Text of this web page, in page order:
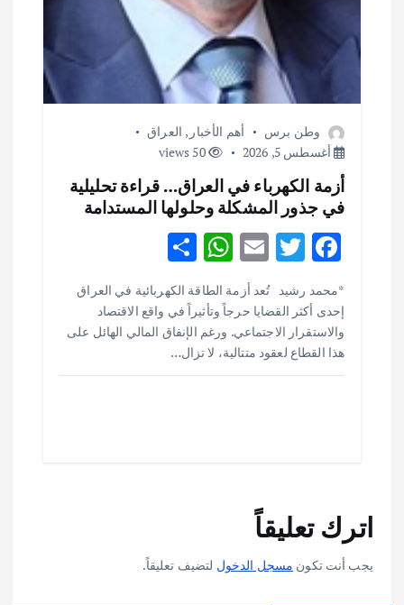
وطن برس أهم الأخبار , العراق
أغسطس 5, 2026
50 views
أزمة الكهرباء في العراق… قراءة تحليلية
في جذور المشكلة وحلولها المستدامة
F
e
b
o
T
w
it
te
r
E
m
ai
l
W
h
at
s
A
S
h
ar
e
*محمد رشيد تُعد أزمة الطاقة الكهربائية في العراق
إحدى أكثر القضايا حرجاً وتأثيراً في واقع الاقتصاد
والاستقرار الاجتماعي. ورغم الإنفاق المالي الهائل على
هذا القطاع لعقود متتالية، لا تزال…
اترك تعليقاً
يجب أنت تكون مسجل الدخول لتضيف تعليقاً.
ثقافة وفنون
اختتام ورشة السينوغرافيا في مدينة كلباء الاماراتية
أغسطس 3, 2026
هوي آن… مدينة الفوانيس وسحر التاريخ